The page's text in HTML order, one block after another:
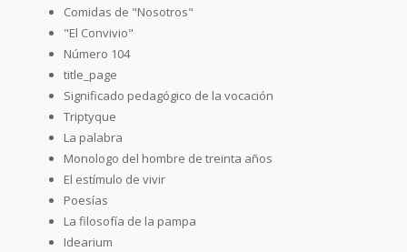
Comidas de "Nosotros"
"El Convivio"
Número 104
title_page
Significado pedagógico de la vocación
Triptyque
La palabra
Monologo del hombre de treinta años
El estímulo de vivir
Poesías
La filosofía de la pampa
Idearium